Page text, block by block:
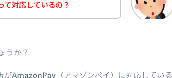
対応しているの？
うか？
AmazonPay（アマゾンペイ）に対応している